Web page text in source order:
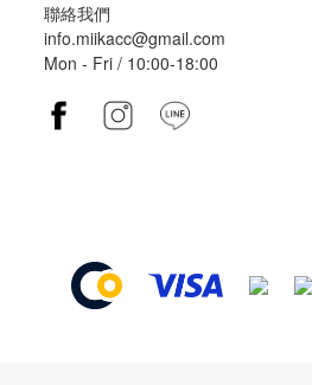
聯絡我們
info.miikacc@gmail.com
Mon - Fri / 10:00-18:00